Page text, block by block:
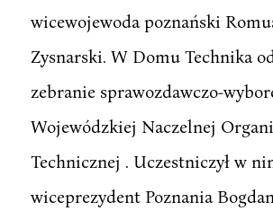
wicewojewoda poznański
Zysnarski. W Domu Technika
zebranie sprawozdawczo-
Wojewódzkiej Naczelnej
Technicznej . Uczestniczył w
wiceprezydent Poznania